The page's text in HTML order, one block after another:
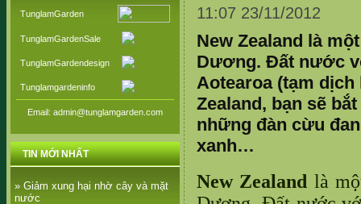
TunglamGarden
TunglamGardenSale
TunglamGardendesign
Tunglamgardeninfo
Email: admin@tunglamgarden.com
TIN MỚI NHẤT
» Giảm xung hại nhờ cây và mặt
nước
11:07 23/11/2012
New Zealand là
Dương. Đất nước
Aotearoa (tạm
Zealand, bạn sẽ
những đàn cừu
xanh…
New Zealand là